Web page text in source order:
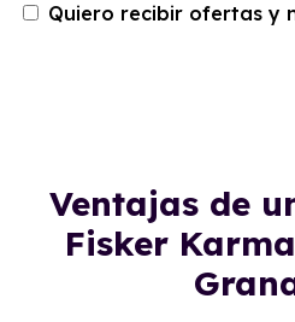
Quiero recibir ofertas y
Ventajas de
Fisker